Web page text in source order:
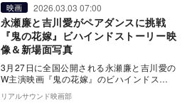
映画 2026.03.03 07:00
永瀬廉と吉川愛がペアダンスに挑戦
『鬼の花嫁』ビハインドストーリー映
像＆新場面写真
3月27日に全国公開される永瀬廉と吉川愛の
W主演映画『鬼の花嫁』のビハインドスト
ーリー映像と新場面写真が公開された。
本作は…
リアルサウンド映画部